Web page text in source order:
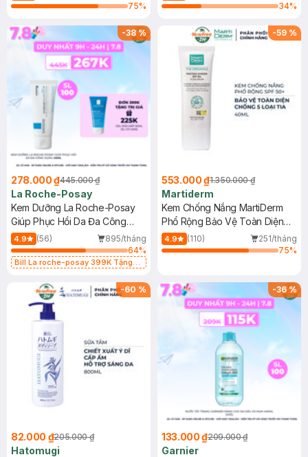
75%
34%
-38%
278.000 ₫445.000 ₫
La Roche-Posay
Kem Dưỡng La Roche-Posay
Giúp Phục Hồi Da Đa Công
Dụng 40ml
4.9 (56)
895/tháng
64%
Bill La roche-posay 399K Tặng
(SL có hạn)
-59 %
553.000 ₫1.350.000 ₫
Martiderm
Kem Chống Nắng MartiDerm
Phổ Rộng Bảo Vệ Toàn Diện
40ml
4.9 (110)
251/tháng
75%
-60 %
82.000 ₫205.000 ₫
Hatomugi
-36%
133.000 ₫209.000 ₫
Garnier